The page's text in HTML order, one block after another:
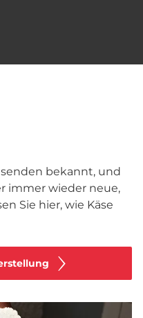
bekannt, und
immer wieder neue,
Sie hier, wie Käse